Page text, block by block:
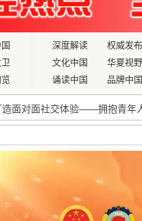
深度解读
权威发布
文化中国
华夏视野
诵读中国
品牌中国
造面对面社交体验——拥抱青年
习近平总书记在参加江苏代表
藏养正
联合社成立70周年座谈会召开